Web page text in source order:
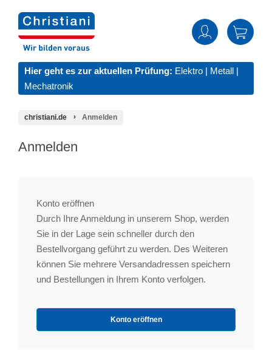
Hier geht es zur aktuellen Prüfung: Elektro | Metall |
Mechatronik
christiani.de Anmelden
Anmelden
Konto eröffnen
Durch Ihre Anmeldung in unserem Shop, werden
Sie in der Lage sein schneller durch den
Bestellvorgang geführt zu werden. Des Weiteren
können Sie mehrere Versandadressen speichern
und Bestellungen in Ihrem Konto verfolgen.
Konto eröffnen